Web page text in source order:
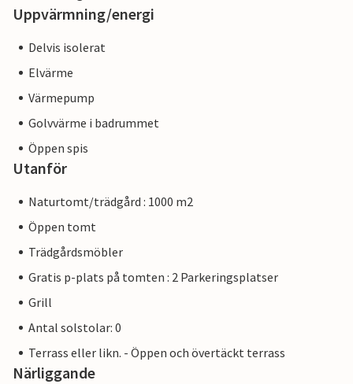
Uppvärmning/energi
Delvis isolerat
Elvärme
Värmepump
Golvvärme i badrummet
Öppen spis
Utanför
Naturtomt/trädgård : 1000 m2
Öppen tomt
Trädgårdsmöbler
Gratis p-plats på tomten : 2 Parkeringsplatser
Grill
Antal solstolar: 0
Terrass eller likn. - Öppen och övertäckt terrass
Närliggande